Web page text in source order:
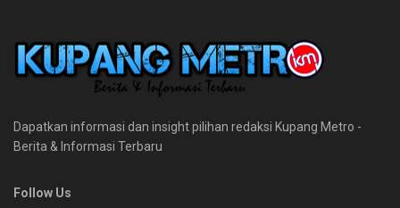
Dapatkan informasi dan insight pilihan redaksi Kupang Metro -
Berita & Informasi Terbaru
Follow Us